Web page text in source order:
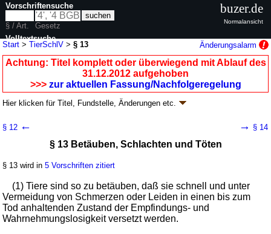
Start >TierSchlV >§ 13 Änderungsalarm
Achtung: Titel komplett oder überwiegend mit Ablauf des
31.12.2012 aufgehoben
>>> zur aktuellen Fassung/Nachfolgeregelung
Hier klicken fürTitel, Fundstelle, Änderungen etc.
(TierSchlV)
V. v. 03.03.1997BGBl. I S. 405; aufgehoben durch§ 18V. v. 20.12.2012
Geltung ab 01.04.1997; FNA: 7833-3-11
wird in 5 Vorschriften zitiert
Abschnitt 4 Vorschriften über das Ruhigstellen,
Betäuben, Schlachten und Töten von Tieren
§ 12 ← → § 14
§ 13 Betäuben, Schlachten und Töten
§ 13 wird in5 Vorschriften zitiert
(1) Tiere sind so zu betäuben, daß sie schnell und unter
Vermeidung von Schmerzen oder Leiden in einen bis zum
Tod anhaltenden Zustand der Empfindungs- und
Wahrnehmungslosigkeit versetzt werden.
Vorschriftensuche
§ / Art.
Gesetz
Volltextsuche
nur in TierSchlV
buzer.de
Normalansicht